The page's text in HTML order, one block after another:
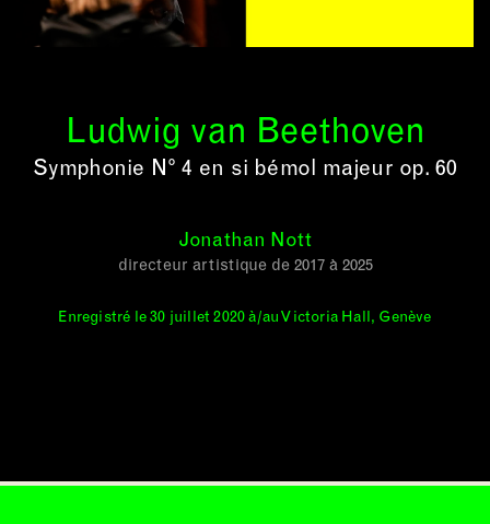
Ludwig van Beethoven
Symphonie N° 4 en si bémol majeur op. 60
Jonathan Nott
directeur artistique de 2017 à 2025
Enregistré le 30 juillet 2020 à/au Victoria Hall, Genève